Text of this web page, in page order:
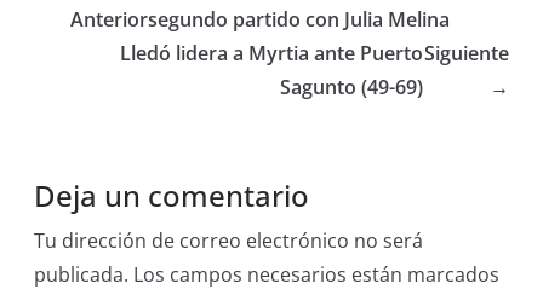
Anteriorsegundo partido con Julia Melina
Lledó lidera a Myrtia ante Puerto
Sagunto (49-69)
Siguiente
→
Deja un comentario
Tu dirección de correo electrónico no será
publicada. Los campos necesarios están marcados